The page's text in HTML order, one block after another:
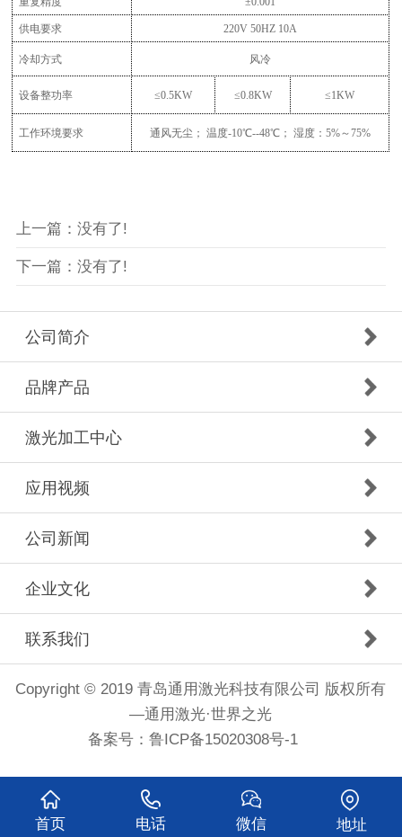
供电要求 220V 50HZ 10A
冷却方式 风冷
设备整功率 ≤0.5KW ≤0.8KW ≤1KW
工作环境要求 通风无尘； 温度-10℃--48℃； 湿度：5%～75%
上一篇：没有了!
下一篇：没有了!
公司简介
品牌产品
激光加工中心
应用视频
公司新闻
企业文化
联系我们
Copyright © 2019 青岛通用激光科技有限公司 版权所有
—通用激光·世界之光
备案号：鲁ICP备15020308号-1
首页 电话 微信 地址